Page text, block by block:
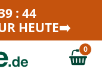
: 44
HEUTE➡️
0,00 €
0